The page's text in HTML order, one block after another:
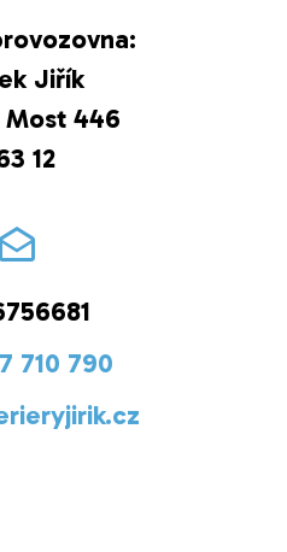
Jiřík
Most 446
12
710 790